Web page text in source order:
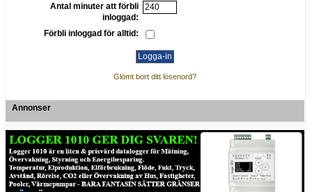
Antal minuter att förbli
inloggad:
Förbli inloggad för alltid:
Glömt bort ditt lösenord?
Annonser